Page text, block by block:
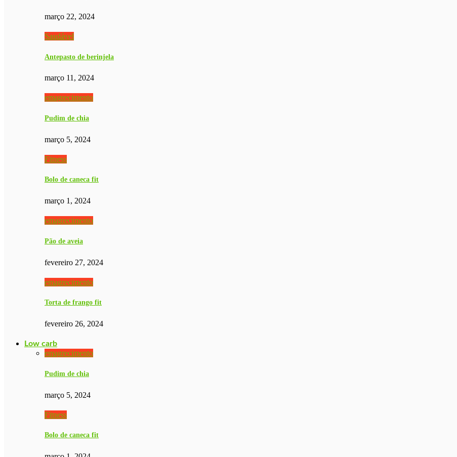
março 22, 2024
Saudável
Antepasto de berinjela
março 11, 2024
emagrecimento
Pudim de chia
março 5, 2024
Fitness
Bolo de caneca fit
março 1, 2024
emagrecimento
Pão de aveia
fevereiro 27, 2024
emagrecimento
Torta de frango fit
fevereiro 26, 2024
Low carb
emagrecimento
Pudim de chia
março 5, 2024
Fitness
Bolo de caneca fit